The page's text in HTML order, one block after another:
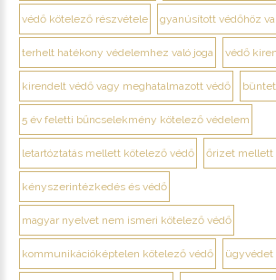
védő kötelező részvétele gyanúsított védőhöz
terhelt hatékony védelemhez való joga védő
kirendelt védő vagy meghatalmazott védő
5 év feletti bűncselekmény kötelező védelem
letartóztatás mellett kötelező védő őrizet mellett
kényszerintézkedés és védő
magyar nyelvet nem ismeri kötelező védő
kommunikációképtelen kötelező védő ügyvédet